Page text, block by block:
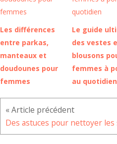
Les différences
entre parkas,
manteaux et
doudounes pour
femmes
Le guide
des vestes
blousons
femmes à
au quotidien